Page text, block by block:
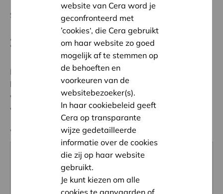
Schrijf je in voor de volgende vennotenwoorden!
Zin om jezelf voor te stellen?
Beantwoord dan alvast deze vijf vragen en wie weet
ben jij onze volgende centrale gast. Ben je Cera-
vennoot? Meld je dan eerst aan via Mijn Cera, dan
worden je gegevens automatisch ingevuld.
Waarvoor mogen ze je altijd uit bed bellen?
website van Cera word je
geconfronteerd met
’cookies‘, die Cera gebruikt
om haar website zo goed
mogelijk af te stemmen op
de behoeften en
voorkeuren van de
websitebezoeker(s).
In haar cookiebeleid geeft
Cera op transparante
wijze gedetailleerde
informatie over de cookies
die zij op haar website
gebruikt.
Je kunt kiezen om alle
cookies te aanvaarden of